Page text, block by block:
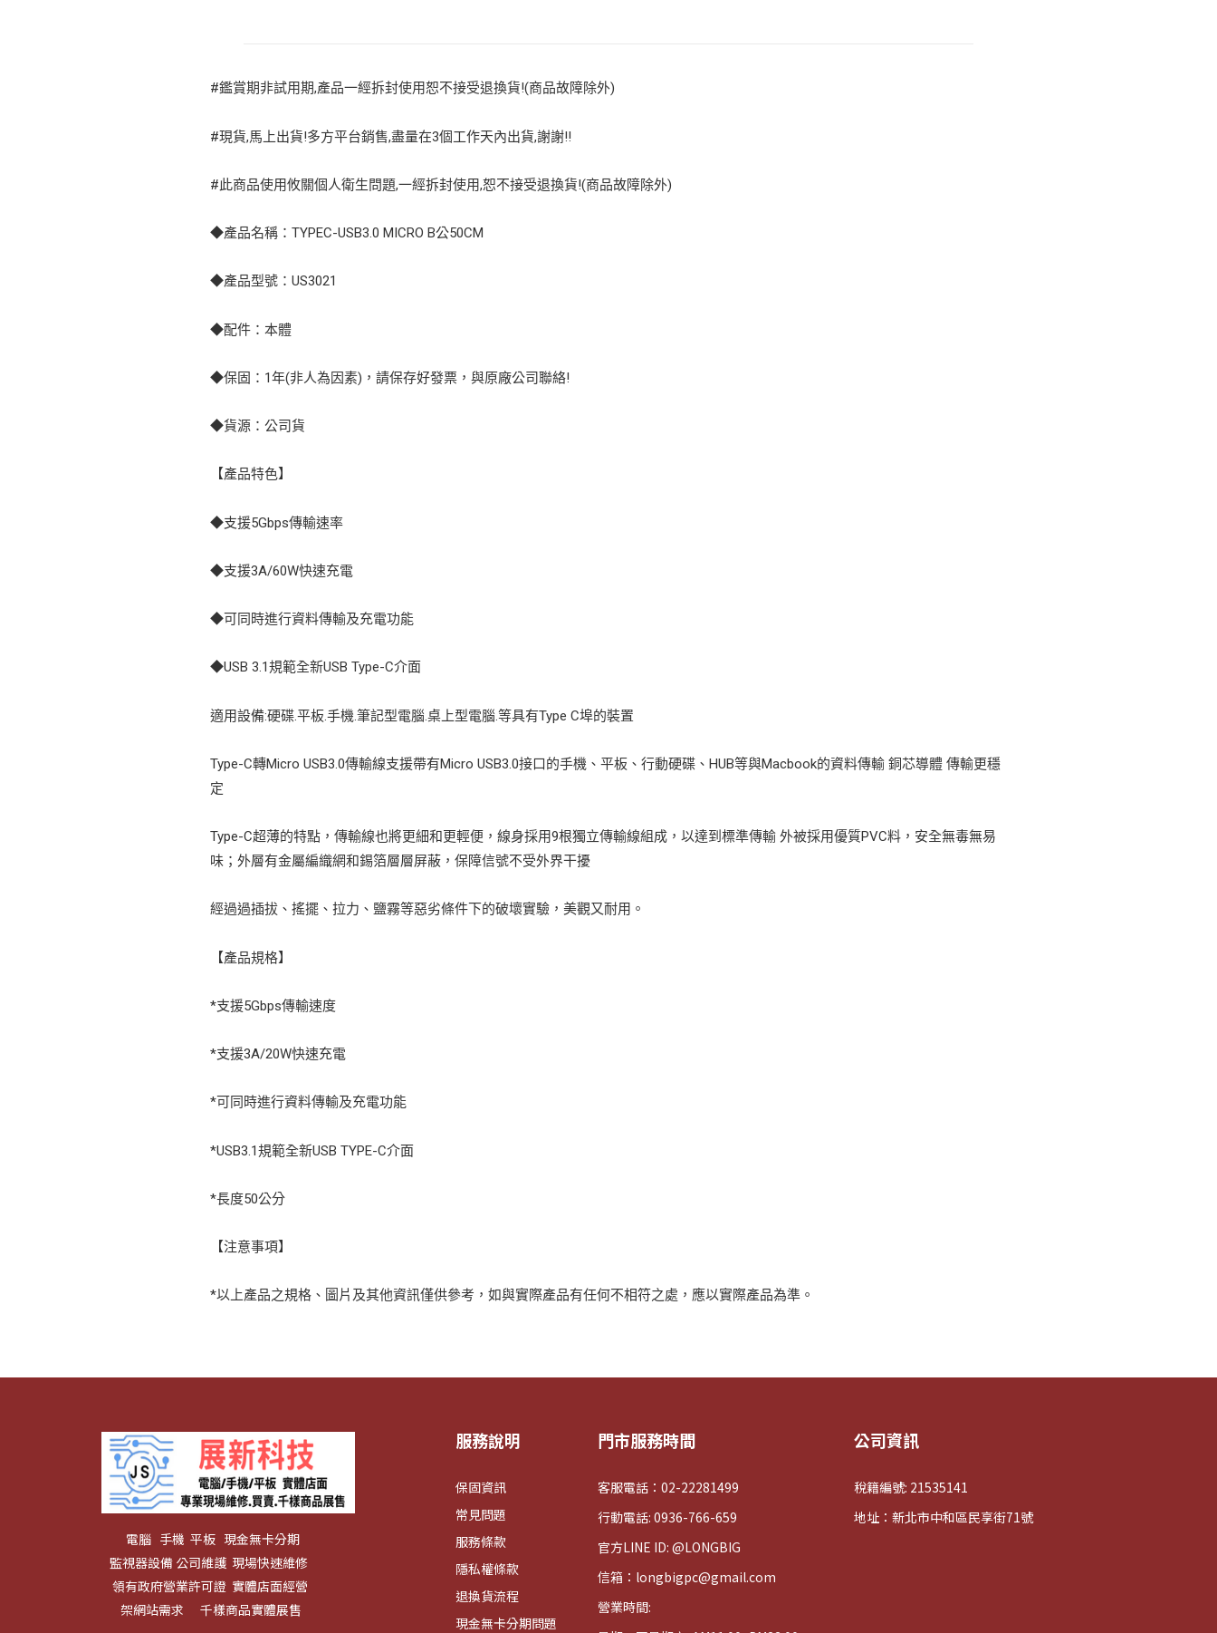
#鑑賞期非試用期,產品一經拆封使用恕不接受退換貨!(商品故障除外)
#現貨,馬上出貨!多方平台銷售,盡量在3個工作天內出貨,謝謝!!
#此商品使用攸關個人衛生問題,一經拆封使用,恕不接受退換貨!(商品故障除外)
◆產品名稱：TYPEC-USB3.0 MICRO B公50CM
◆產品型號：US3021
◆配件：本體
◆保固：1年(非人為因素)，請保存好發票，與原廠公司聯絡!
◆貨源：公司貨
【產品特色】
◆支援5Gbps傳輸速率
◆支援3A/60W快速充電
◆可同時進行資料傳輸及充電功能
◆USB 3.1規範全新USB Type-C介面
適用設備:硬碟.平板.手機.筆記型電腦.桌上型電腦.等具有Type C埠的裝置
Type-C轉Micro USB3.0傳輸線支援帶有Micro USB3.0接口的手機、平板、行動硬碟、HUB等與Macbook的資料傳輸 銅芯導體 傳輸更穩
定
Type-C超薄的特點，傳輸線也將更細和更輕便，線身採用9根獨立傳輸線組成，以達到標準傳輸 外被採用優質PVC料，安全無毒無易
味；外層有金屬編織網和錫箔層層屏蔽，保障信號不受外界干擾
經過過插拔、搖擺、拉力、鹽霧等惡劣條件下的破壞實驗，美觀又耐用。
【產品規格】
*支援5Gbps傳輸速度
*支援3A/20W快速充電
*可同時進行資料傳輸及充電功能
*USB3.1規範全新USB TYPE-C介面
*長度50公分
【注意事項】
*以上產品之規格、圖片及其他資訊僅供參考，如與實際產品有任何不相符之處，應以實際產品為準。
電腦 手機 平板 現金無卡分期
監視器設備 公司維護 現場快速維修
領有政府營業許可證 實體店面經營
架網站需求 千樣商品實體展售
服務說明
保固資訊
常見問題
服務條款
隱私權條款
退換貨流程
現金無卡分期問題
門市服務時間
客服電話：02-22281499
行動電話: 0936-766-659
官方LINE ID: @LONGBIG
信箱：longbigpc@gmail.com
營業時間:
公司資訊
稅籍編號: 21535141
地址：新北市中和區民享街71號